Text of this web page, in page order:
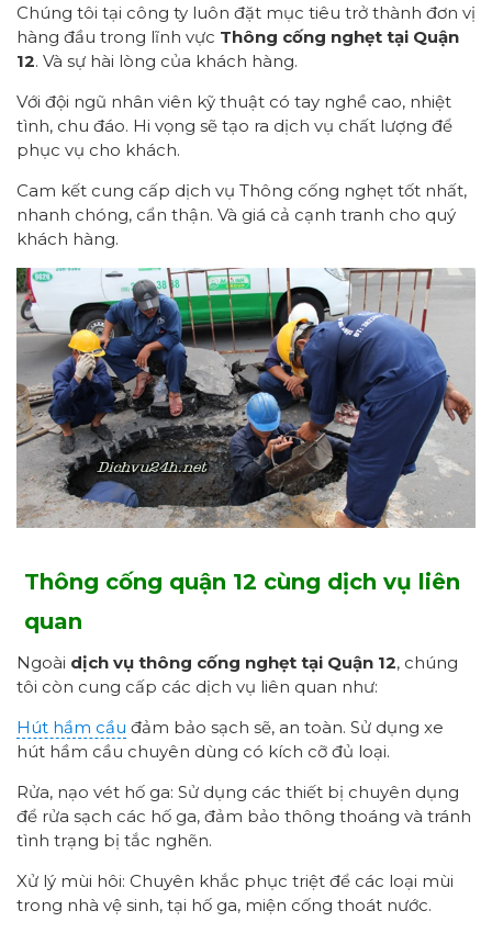
Chúng tôi tại công ty luôn đặt mục tiêu trở thành đơn vị
hàng đầu trong lĩnh vực Thông cống nghẹt tại Quận
12. Và sự hài lòng của khách hàng.
Với đội ngũ nhân viên kỹ thuật có tay nghề cao, nhiệt
tình, chu đáo. Hi vọng sẽ tạo ra dịch vụ chất lượng để
phục vụ cho khách.
Cam kết cung cấp dịch vụ Thông cống nghẹt tốt nhất,
nhanh chóng, cẩn thận. Và giá cả cạnh tranh cho quý
khách hàng.
Thông cống quận 12 cùng dịch vụ liên
quan
Ngoài dịch vụ thông cống nghẹt tại Quận 12, chúng
tôi còn cung cấp các dịch vụ liên quan như:
Hút hầm cầu đảm bảo sạch sẽ, an toàn. Sử dụng xe
hút hầm cầu chuyên dùng có kích cỡ đủ loại.
Rửa, nạo vét hố ga: Sử dụng các thiết bị chuyên dụng
để rửa sạch các hố ga, đảm bảo thông thoáng và tránh
tình trạng bị tắc nghẽn.
Xử lý mùi hôi: Chuyên khắc phục triệt để các loại mùi
trong nhà vệ sinh, tại hố ga, miện cống thoát nước.